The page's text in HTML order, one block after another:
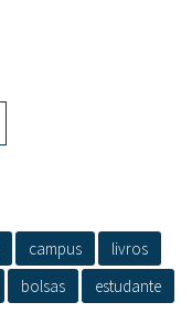
campus
livros
bolsas
estudante